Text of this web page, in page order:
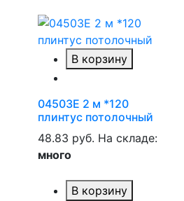
В корзину
04503Е 2 м *120
плинтус потолочный
48.83 руб. На складе:
много
В корзину